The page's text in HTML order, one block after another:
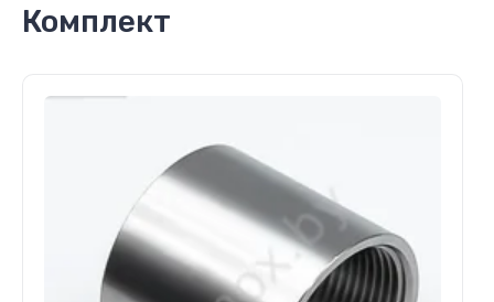
Комплект